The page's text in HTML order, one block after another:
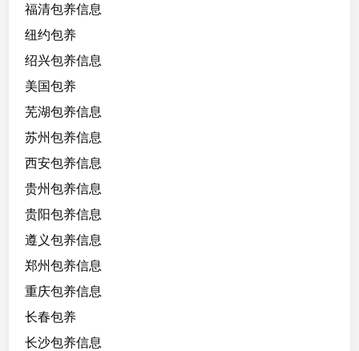
福清包养信息
纽约包养
绍兴包养信息
美国包养
芜湖包养信息
苏州包养信息
西安包养信息
贵州包养信息
贵阳包养信息
遵义包养信息
郑州包养信息
重庆包养信息
长春包养
长沙包养信息